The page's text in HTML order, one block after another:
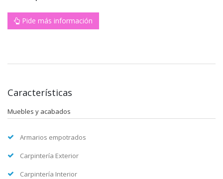
Pide más información
Características
Muebles y acabados
Armarios empotrados
Carpintería Exterior
Carpintería Interior